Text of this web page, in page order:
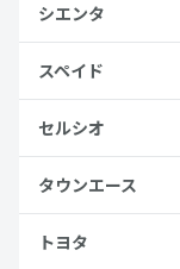
シエンタ
スペイド
セルシオ
タウンエース
トヨタ